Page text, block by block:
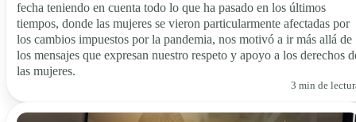
fecha teniendo en cuenta todo lo que ha pasado en los últimos
tiempos, donde las mujeres se vieron particularmente afectadas por
los cambios impuestos por la pandemia, nos motivó a ir más allá de
los mensajes que expresan nuestro respeto y apoyo a los derechos
las mujeres.
3 min de